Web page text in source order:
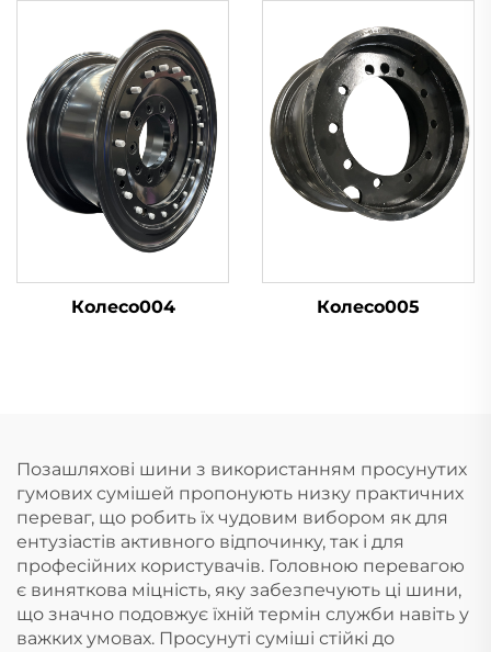
Колесо004 Колесо005
Позашляхові шини з використанням просунутих
гумових сумішей пропонують низку практичних
переваг, що робить їх чудовим вибором як для
ентузіастів активного відпочинку, так і для
професійних користувачів. Головною перевагою
є виняткова міцність, яку забезпечують ці шини,
що значно подовжує їхній термін служби навіть у
важких умовах. Просунуті суміші стійкі до